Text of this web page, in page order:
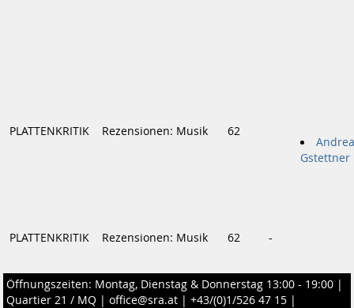
PLATTENKRITIK Rezensionen: Musik 62
Gstettner
PLATTENKRITIK Rezensionen: Musik 62 -
Öffnungszeiten: Montag, Dienstag & Donnerstag 13:00 - 19:00 |
Quartier 21 / MQ | office@sra.at | +43/(0)1/526 47 15 |